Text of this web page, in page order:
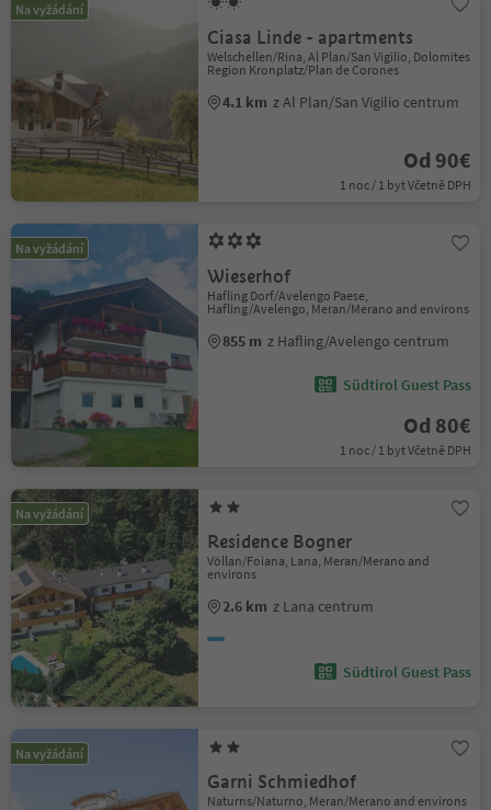
Na vyžádání
Ciasa Linde - apartments
Welschellen/Rina, Al Plan/San Vigilio, Dolomites
Region Kronplatz/Plan de Corones
4.1 km z Al Plan/San Vigilio centrum
Od 90€
1 noc / 1 byt Včetně DPH
Na vyžádání
Wieserhof
Hafling Dorf/Avelengo Paese,
Hafling/Avelengo, Meran/Merano and environs
855 m z Hafling/Avelengo centrum
Südtirol Guest Pass
Od 80€
1 noc / 1 byt Včetně DPH
Na vyžádání
Residence Bogner
Völlan/Foiana, Lana, Meran/Merano and
environs
2.6 km z Lana centrum
Südtirol Guest Pass
Na vyžádání
Garni Schmiedhof
Naturns/Naturno, Meran/Merano and environs